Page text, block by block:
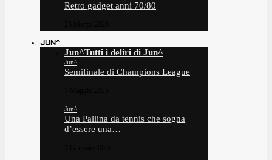
Retro gadget anni 70/80
JUN^
Jun^Tutti i deliri di Jun^
Jun^
Semifinale di Champions League
Jun^
Una Pallina da tennis che sogna
d’essere una…